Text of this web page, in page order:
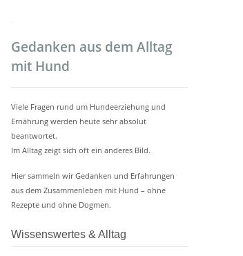
Gedanken aus dem Alltag
mit Hund
Viele Fragen rund um Hundeerziehung und
Ernährung werden heute sehr absolut
beantwortet.
Im Alltag zeigt sich oft ein anderes Bild.
Hier sammeln wir Gedanken und Erfahrungen
aus dem Zusammenleben mit Hund – ohne
Rezepte und ohne Dogmen.
Wissenswertes & Alltag